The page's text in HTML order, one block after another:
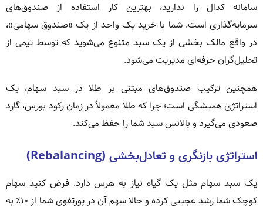
سامانه کدال را ندارید، بهترین کار استفاده از صندوق‌های
سرمایه‌گذاری است. شما با خرید یک واحد از یک «صندوق سهامی»،
در واقع مالک بخشی از یک سبد متنوع می‌شوید که توسط تیمی از
تحلیل‌گران حرفه‌ای مدیریت می‌شود.
همچنین ترکیب صندوق‌های مبتنی بر طلا در سبد سهام، یک
استراتژی همیشگی است؛ چرا که طلا معمولاً در زمان رکود بورس، گارد
صعودی می‌گیرد و بالانس سبد شما را حفظ می‌کند.
استراتژی بازنگری و تعادل‌بخشی (Rebalancing)
یک سبد سهام مثل یک گیاه نیاز به هرس دارد. فرض کنید سهام
کوچک شما رشد عجیبی کرده و حالا سهم آن در پورتفوی شما از ۱۰٪ به